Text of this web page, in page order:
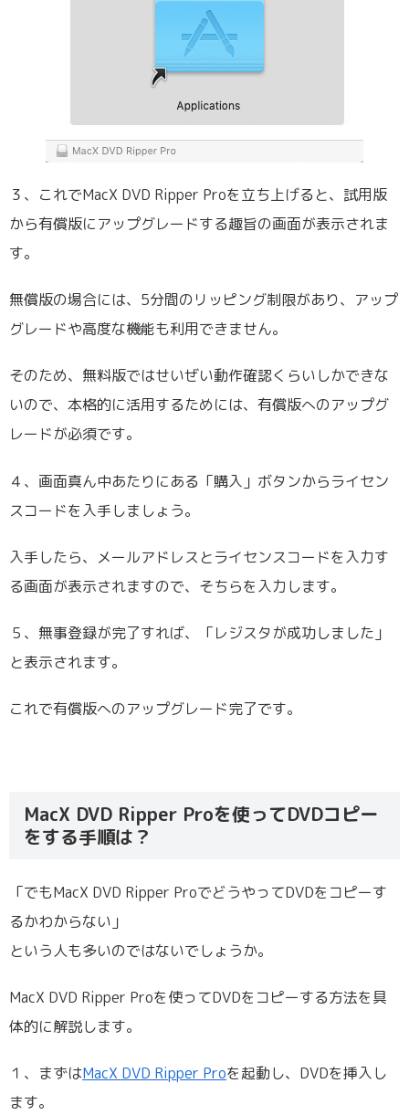
３、これでMacX DVD Ripper Proを立ち上げると、試用版
から有償版にアップグレードする趣旨の画面が表示されま
す。
無償版の場合には、5分間のリッピング制限があり、アップ
グレードや高度な機能も利用できません。
そのため、無料版ではせいぜい動作確認くらいしかできな
いので、本格的に活用するためには、有償版へのアップグ
レードが必須です。
４、画面真ん中あたりにある「購入」ボタンからライセン
スコードを入手しましょう。
入手したら、メールアドレスとライセンスコードを入力す
る画面が表示されますので、そちらを入力します。
５、無事登録が完了すれば、「レジスタが成功しました」
と表示されます。
これで有償版へのアップグレード完了です。
MacX DVD Ripper Proを使ってDVDコピー
をする手順は？
「でもMacX DVD Ripper ProでどうやってDVDをコピーす
るかわからない」
という人も多いのではないでしょうか。
MacX DVD Ripper Proを使ってDVDをコピーする方法を具
体的に解説します。
１、まずはMacX DVD Ripper Proを起動し、DVDを挿入し
ます。